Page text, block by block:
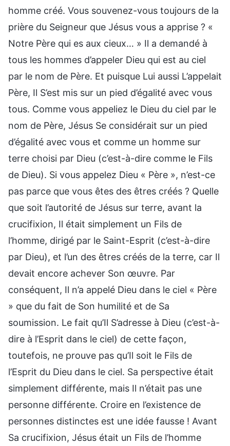
homme créé. Vous souvenez-vous toujours de la
prière du Seigneur que Jésus vous a apprise ? «
Notre Père qui es aux cieux… » Il a demandé à
tous les hommes d’appeler Dieu qui est au ciel
par le nom de Père. Et puisque Lui aussi L’appelait
Père, Il S’est mis sur un pied d’égalité avec vous
tous. Comme vous appeliez le Dieu du ciel par le
nom de Père, Jésus Se considérait sur un pied
d’égalité avec vous et comme un homme sur
terre choisi par Dieu (c’est-à-dire comme le Fils
de Dieu). Si vous appelez Dieu « Père », n’est-ce
pas parce que vous êtes des êtres créés ? Quelle
que soit l’autorité de Jésus sur terre, avant la
crucifixion, Il était simplement un Fils de
l’homme, dirigé par le Saint-Esprit (c’est-à-dire
par Dieu), et l’un des êtres créés de la terre, car Il
devait encore achever Son œuvre. Par
conséquent, Il n’a appelé Dieu dans le ciel « Père
» que du fait de Son humilité et de Sa
soumission. Le fait qu’Il S’adresse à Dieu (c’est-à-
dire à l’Esprit dans le ciel) de cette façon,
toutefois, ne prouve pas qu’Il soit le Fils de
l’Esprit du Dieu dans le ciel. Sa perspective était
simplement différente, mais Il n’était pas une
personne différente. Croire en l’existence de
personnes distinctes est une idée fausse ! Avant
Sa crucifixion, Jésus était un Fils de l’homme